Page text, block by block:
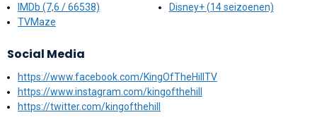
IMDb (7,6 / 66538)
TVMaze
Disney+ (14 seizoenen)
Social Media
https://www.facebook.com/KingOfTheHillTV
https://www.instagram.com/kingofthehill
https://twitter.com/kingofthehill